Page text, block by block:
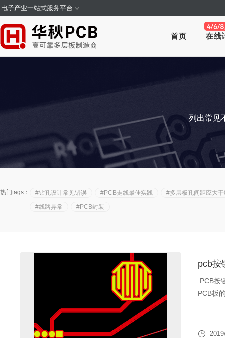
电子产业一站式服务平台
首页 在线
列出常见
热门tags： #钻孔设计常见错误 #PCB走线最佳实践
#多层板孔间距应大
#线路异常
#PCB封装
pcb按
PCB按
PCB板